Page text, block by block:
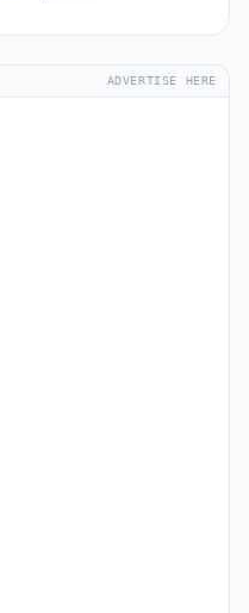
ADVERTISE HERE